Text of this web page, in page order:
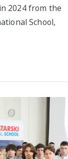
2024 from the
School,